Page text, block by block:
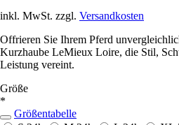
inkl. MwSt. zzgl. Versandkosten
Offrieren Sie Ihrem Pferd
Kurzhaube LeMieux Loire, die Stil,
Leistung vereint.
Größe
*
Größentabelle